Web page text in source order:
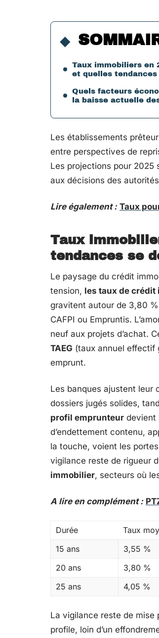
Taux immobiliers en
et quelles tendances
Quels facteurs
la baisse actuelle
Les établissements
entre perspectives de
Les projections pour 2025
aux décisions des
Lire également : Taux
Taux
tendances se
Le paysage du crédit
tension, les taux de crédit
gravitent autour de 3,80
CAFPI ou Empruntis.
neuf aux projets d’achat.
TAEG (taux annuel effectif
emprunt.
Les banques ajustent leur
dossiers jugés solides,
profil emprunteur devient
d’endettement contenu,
la touche, voient les
vigilance reste de rigueur
immobilier, secteurs où
A lire en complément :
Durée Taux
15 ans
3,55 %
20 ans
3,80 %
25 ans
4,05 %
La vigilance reste de mise
profile, loin d’un